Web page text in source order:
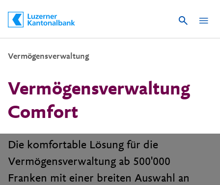
Suche
Vermögensverwaltung
Vermögensverwaltung
Comfort
Die komfortable Lösung für die
Vermögensverwaltung ab 500'000
Franken mit einer breiten Auswahl an